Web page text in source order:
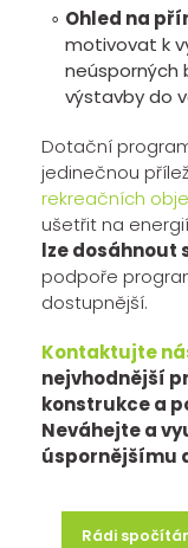
Ohled na
motivovat k
neúsporných
výstavby do
Dotační
jedinečnou
rekreačních
ušetřit na
lze dosáhnout
podpoře
dostupnější.
Kontaktujte
nejvhodnější
konstrukce a
Neváhejte a
úspornějšímu
Rádi